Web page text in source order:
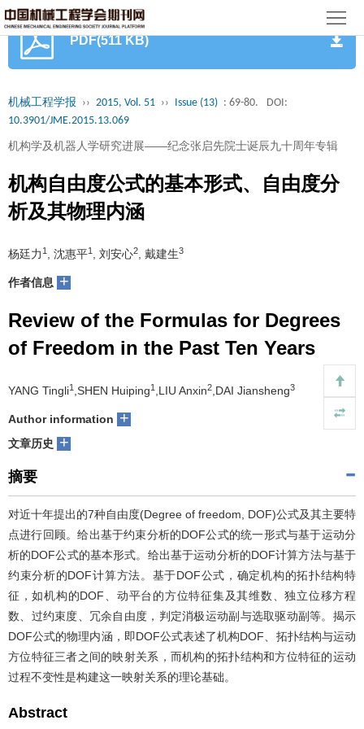
首
论
服
刊
态
分
目
录
入
集
群
关
于
我
们
读
者
服
务
学
会
PDF(511 KB)
机械工程学报 ›› 2015, Vol. 51 ›› Issue (13) : 69-80.
DOI:
10.3901/JME.2015.13.069
机构学及机器人学研究进展——纪念张启先院士诞辰九十周年专辑
机构自由度公式的基本形式、自由度分
析及其物理内涵
杨廷力 1 , 沈惠平1 , 刘安心2 , 戴建生3
作者信息 +
Review of the Formulas for Degrees
of Freedom in the Past Ten Years
YANG Tingli1 ,SHEN Huiping1 ,LIU Anxin2 ,DAI Jiansheng3
Author information +
文章历史 +
摘要
对近十年提出的7种自由度(Degree of freedom, DOF)公式及其主要特
点进行回顾。给出基于约束分析的DOF公式的统一形式与基于运动分
析的DOF公式的基本形式。给出基于运动分析的DOF计算方法与基于
约束分析的DOF计算方法。基于DOF公式，确定机构的拓扑结构特
征，如机构的DOF、动平台的方位特征集及其维数、独立位移方程
数、过约束度、冗余自由度，判定消极运动副与选取驱动副等。揭示
DOF公式的物理内涵，即DOF公式表述了机构DOF、拓扑结构与运动
方位特征三者之间的映射关系，而机构的拓扑结构和方位特征的运动
过程不变性是构建这一映射关系的理论基础。
Abstract